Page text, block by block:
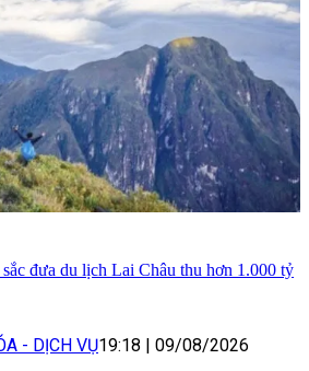
đưa du lịch Lai Châu thu hơn 1.000 tỷ
- DỊCH VỤ19:18 09/08/2026